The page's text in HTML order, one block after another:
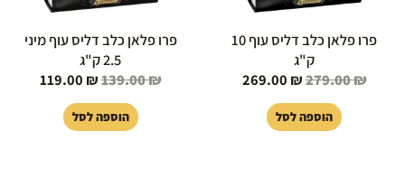
פרו פלאן כלב דליס עוף 10
ק"ג
279.00₪
269.00 ₪
הוספה לסל
פרו פלאן כלב דליס עוף מיני
2.5 ק"ג
139.00₪
119.00 ₪
הוספה לסל